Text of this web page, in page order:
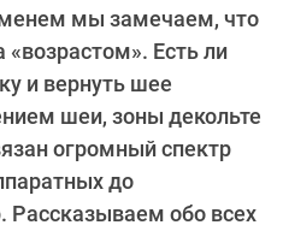
мы замечаем, что
«возрастом». Есть ли
и вернуть шее
шеи, зоны декольте
огромный спектр
до
Рассказываем обо всех